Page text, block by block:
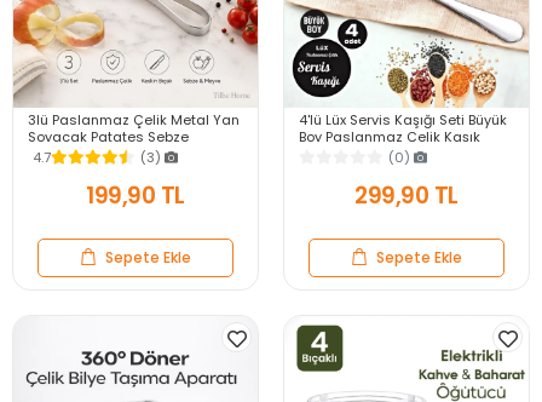
3lü Paslanmaz Çelik Metal Yan
Soyacak Patates Sebze
Salatalık Havuç Soyacağı
Mutfak Soyma Aparatı
4.7 (3)
199,90 TL
Sepete Ekle
4'lü Lüx Servis Kaşığı Seti Büyük
Boy Paslanmaz Çelik Kaşık
Salata Yemek Mutfak Kaşığı
(0)
299,90 TL
Sepete Ekle